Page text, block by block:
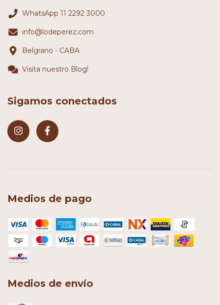
WhatsApp 11 2292 3000
info@lodeperez.com
Belgrano - CABA
Visita nuestro Blog!
Sigamos conectados
Medios de pago
Medios de envío